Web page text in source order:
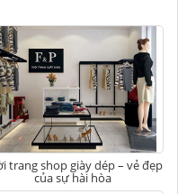
trang shop giày dép – vẻ đẹp
của sự hài hòa